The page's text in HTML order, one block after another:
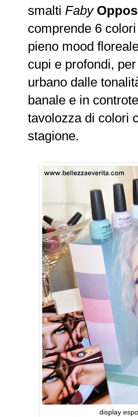
smalti Faby
comprende 6
pieno mood
cupi e profondi,
urbano dalle
banale e in
tavolozza di colori
stagione.
display